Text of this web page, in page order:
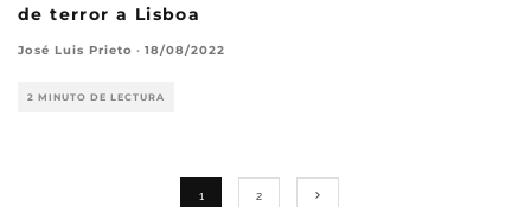
de terror a Lisboa
José Luis Prieto · 18/08/2022
2 MINUTO DE LECTURA
1 2